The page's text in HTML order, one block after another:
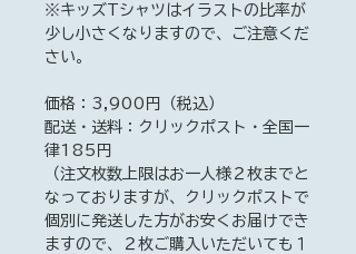
※キッズTシャツはイラストの比率が
少し小さくなりますので、ご注意くだ
さい。
価格：3,900円（税込）
配送・送料：クリックポスト・全国一
律185円
（注文枚数上限はお一人様２枚までと
なっておりますが、クリックポストで
個別に発送した方がお安くお届けでき
ますので、２枚ご購入いただいても１